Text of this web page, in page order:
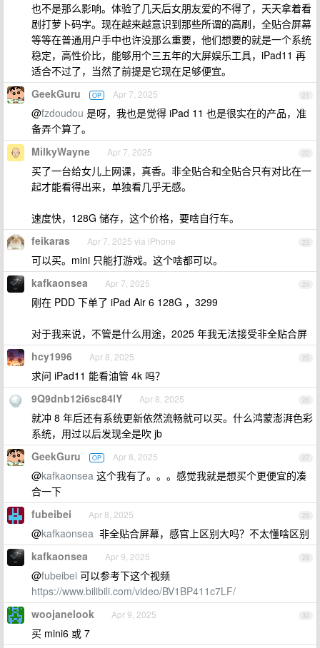
也不是那么影响。体验了几天后女朋友爱的不得了，天天拿着看
剧打萝卜码字。现在越来越意识到那些所谓的高刷，全贴合屏幕
等等在普通用户手中也许没那么重要，他们想要的就是一个系统
稳定，高性价比，能够用个三五年的大屏娱乐工具，iPad11 再
适合不过了，当然了前提是它现在足够便宜。
21
GeekGuru OP Apr 7, 2025
@fzdoudou 是呀，我也是觉得 iPad 11 也是很实在的产品，准
备弄个算了。
22
MilkyWayne Apr 7, 2025
买了一台给女儿上网课，真香。非全贴合和全贴合只有对比在一
起才能看得出来，单独看几乎无感。
速度快，128G 储存，这个价格，要啥自行车。
23
feikaras Apr 7, 2025 via iPhone
可以买。mini 只能打游戏。这个啥都可以。
24
kafkaonsea Apr 7, 2025
刚在 PDD 下单了 iPad Air 6 128G ，3299
对于我来说，不管是什么用途，2025 年我无法接受非全贴合屏
25
hcy1996 Apr 8, 2025
求问 iPad11 能看油管 4k 吗？
26
9Q9dnb12i6sc84lY Apr 8, 2025
就冲 8 年后还有系统更新依然流畅就可以买。什么鸿蒙澎湃色彩
系统，用过以后发现全是吹 jb
27
GeekGuru OP Apr 8, 2025
@kafkaonsea 这个我有了。。。感觉我就是想买个更便宜的凑
合一下
28
fubeibei Apr 8, 2025
@kafkaonsea 非全贴合屏幕，感官上区别大吗？不太懂啥区别
29
kafkaonsea Apr 9, 2025
@fubeibei 可以参考下这个视频
https://www.bilibili.com/video/BV1BP411c7LF/
30
woojanelook Apr 9, 2025
买 mini6 或 7